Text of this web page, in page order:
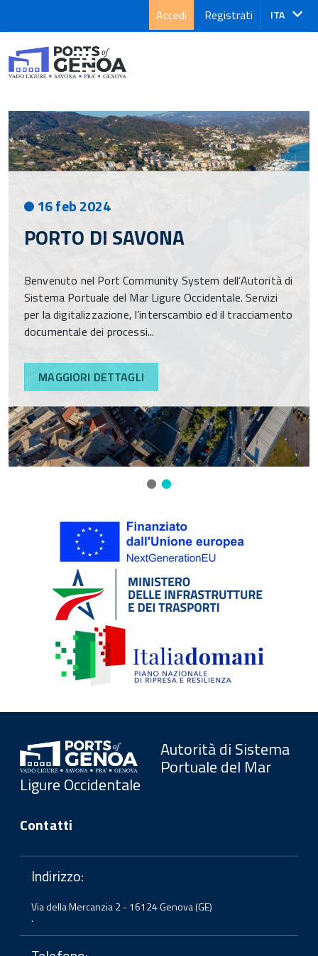
Accedi Registrati Lingua
ITA
16 feb 2024
PORTO DI SAVONA
Benvenuto nel Port Community System dell’Autorità di
Sistema Portuale del Mar Ligure Occidentale. Servizi
per la digitalizzazione, l’interscambio ed il tracciamento
documentale dei processi...
MAGGIORI DETTAGLI
Autorità di Sistema
Portuale del Mar
Ligure Occidentale
Contatti
Indirizzo:
Via della Mercanzia 2 - 16124 Genova (GE)
.